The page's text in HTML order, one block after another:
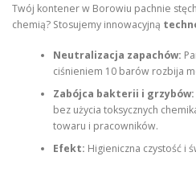
Twój kontener w Borowiu pachnie
chemią? Stosujemy innowacyjną
Neutralizacja zapachów:
ciśnieniem 10 barów rozbija
Zabójca bakterii i grzybów:
bez użycia toksycznych
towaru i pracowników.
Efekt: Higieniczna czystość i